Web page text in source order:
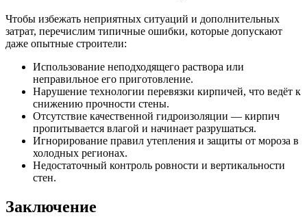
Чтобы избежать неприятных ситуаций и дополнительных
затрат, перечислим типичные ошибки, которые допускают
даже опытные строители:
Использование неподходящего раствора или
неправильное его приготовление.
Нарушение технологии перевязки кирпичей, что ведёт к
снижению прочности стены.
Отсутствие качественной гидроизоляции — кирпич
пропитывается влагой и начинает разрушаться.
Игнорирование правил утепления и защиты от мороза в
холодных регионах.
Недостаточный контроль ровности и вертикальности
стен.
Заключение